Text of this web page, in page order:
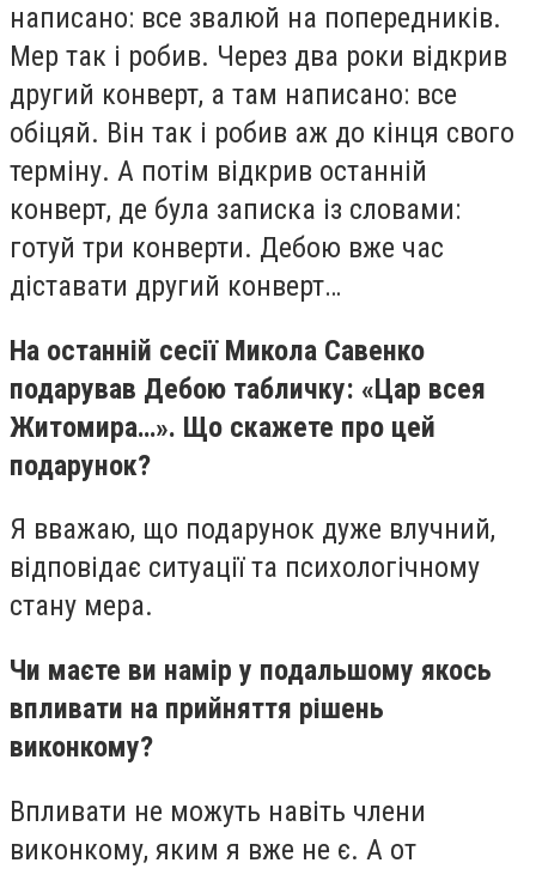
написано: все звалюй на попередників.
Мер так і робив. Через два роки відкрив
другий конверт, а там написано: все
обіцяй. Він так і робив аж до кінця свого
терміну. А потім відкрив останній
конверт, де була записка із словами:
готуй три конверти. Дебою вже час
діставати другий конверт…
На останній сесії Микола Савенко
подарував Дебою табличку: «Цар всея
Житомира…». Що скажете про цей
подарунок?
Я вважаю, що подарунок дуже влучний,
відповідає ситуації та психологічному
стану мера.
Чи маєте ви намір у подальшому якось
впливати на прийняття рішень
виконкому?
Впливати не можуть навіть члени
виконкому, яким я вже не є. А от